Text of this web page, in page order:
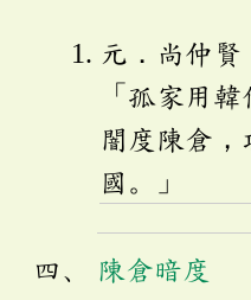
元．尚仲賢
「孤家用
闇度陳倉
國。」
陳倉暗度